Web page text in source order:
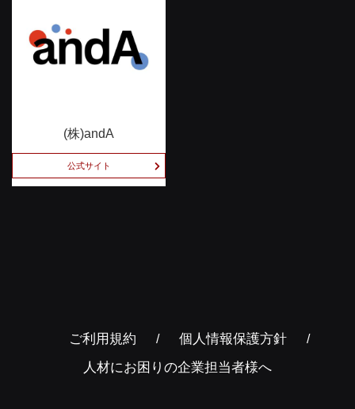
(株)andA
公式サイト
ご利用規約
個人情報保護方針
人材にお困りの企業担当者様へ